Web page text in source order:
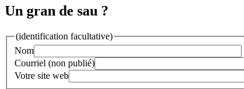
Un gran de sau ?
(identification facultative)
Nom
Courriel (non publié)
Votre site web